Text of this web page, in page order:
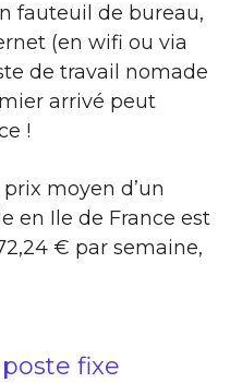
fauteuil de bureau,
(en wifi ou via
de travail nomade
arrivé peut
!
moyen d’un
en Ile de France est
€ par semaine,
fixe